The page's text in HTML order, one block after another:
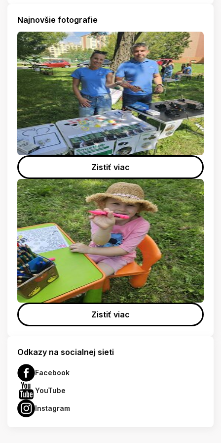
Najnovšie fotografie
Zistiť viac
Zistiť viac
Odkazy na socialnej sieti
Facebook
YouTube
Instagram